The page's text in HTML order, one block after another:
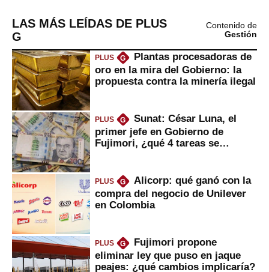
LAS MÁS LEÍDAS DE PLUS
G
Contenido de
Gestión
PLUS G
Plantas procesadoras de
oro en la mira del Gobierno: la
propuesta contra la minería ilegal
PLUS G
Sunat: César Luna, el
primer jefe en Gobierno de
Fujimori, ¿qué 4 tareas se
PLUS G
Alicorp: qué ganó con la
compra del negocio de Unilever
en Colombia
PLUS G
Fujimori propone
eliminar ley que puso en jaque
peajes: ¿qué cambios implicaría?